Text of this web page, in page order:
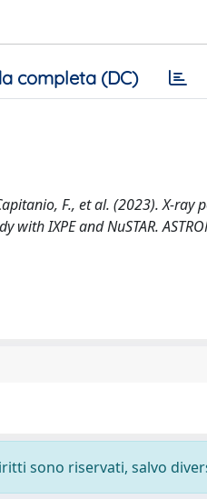
completa (DC)
F., et al. (2023). X-
IXPE and NuSTAR.
sono riservati, salvo